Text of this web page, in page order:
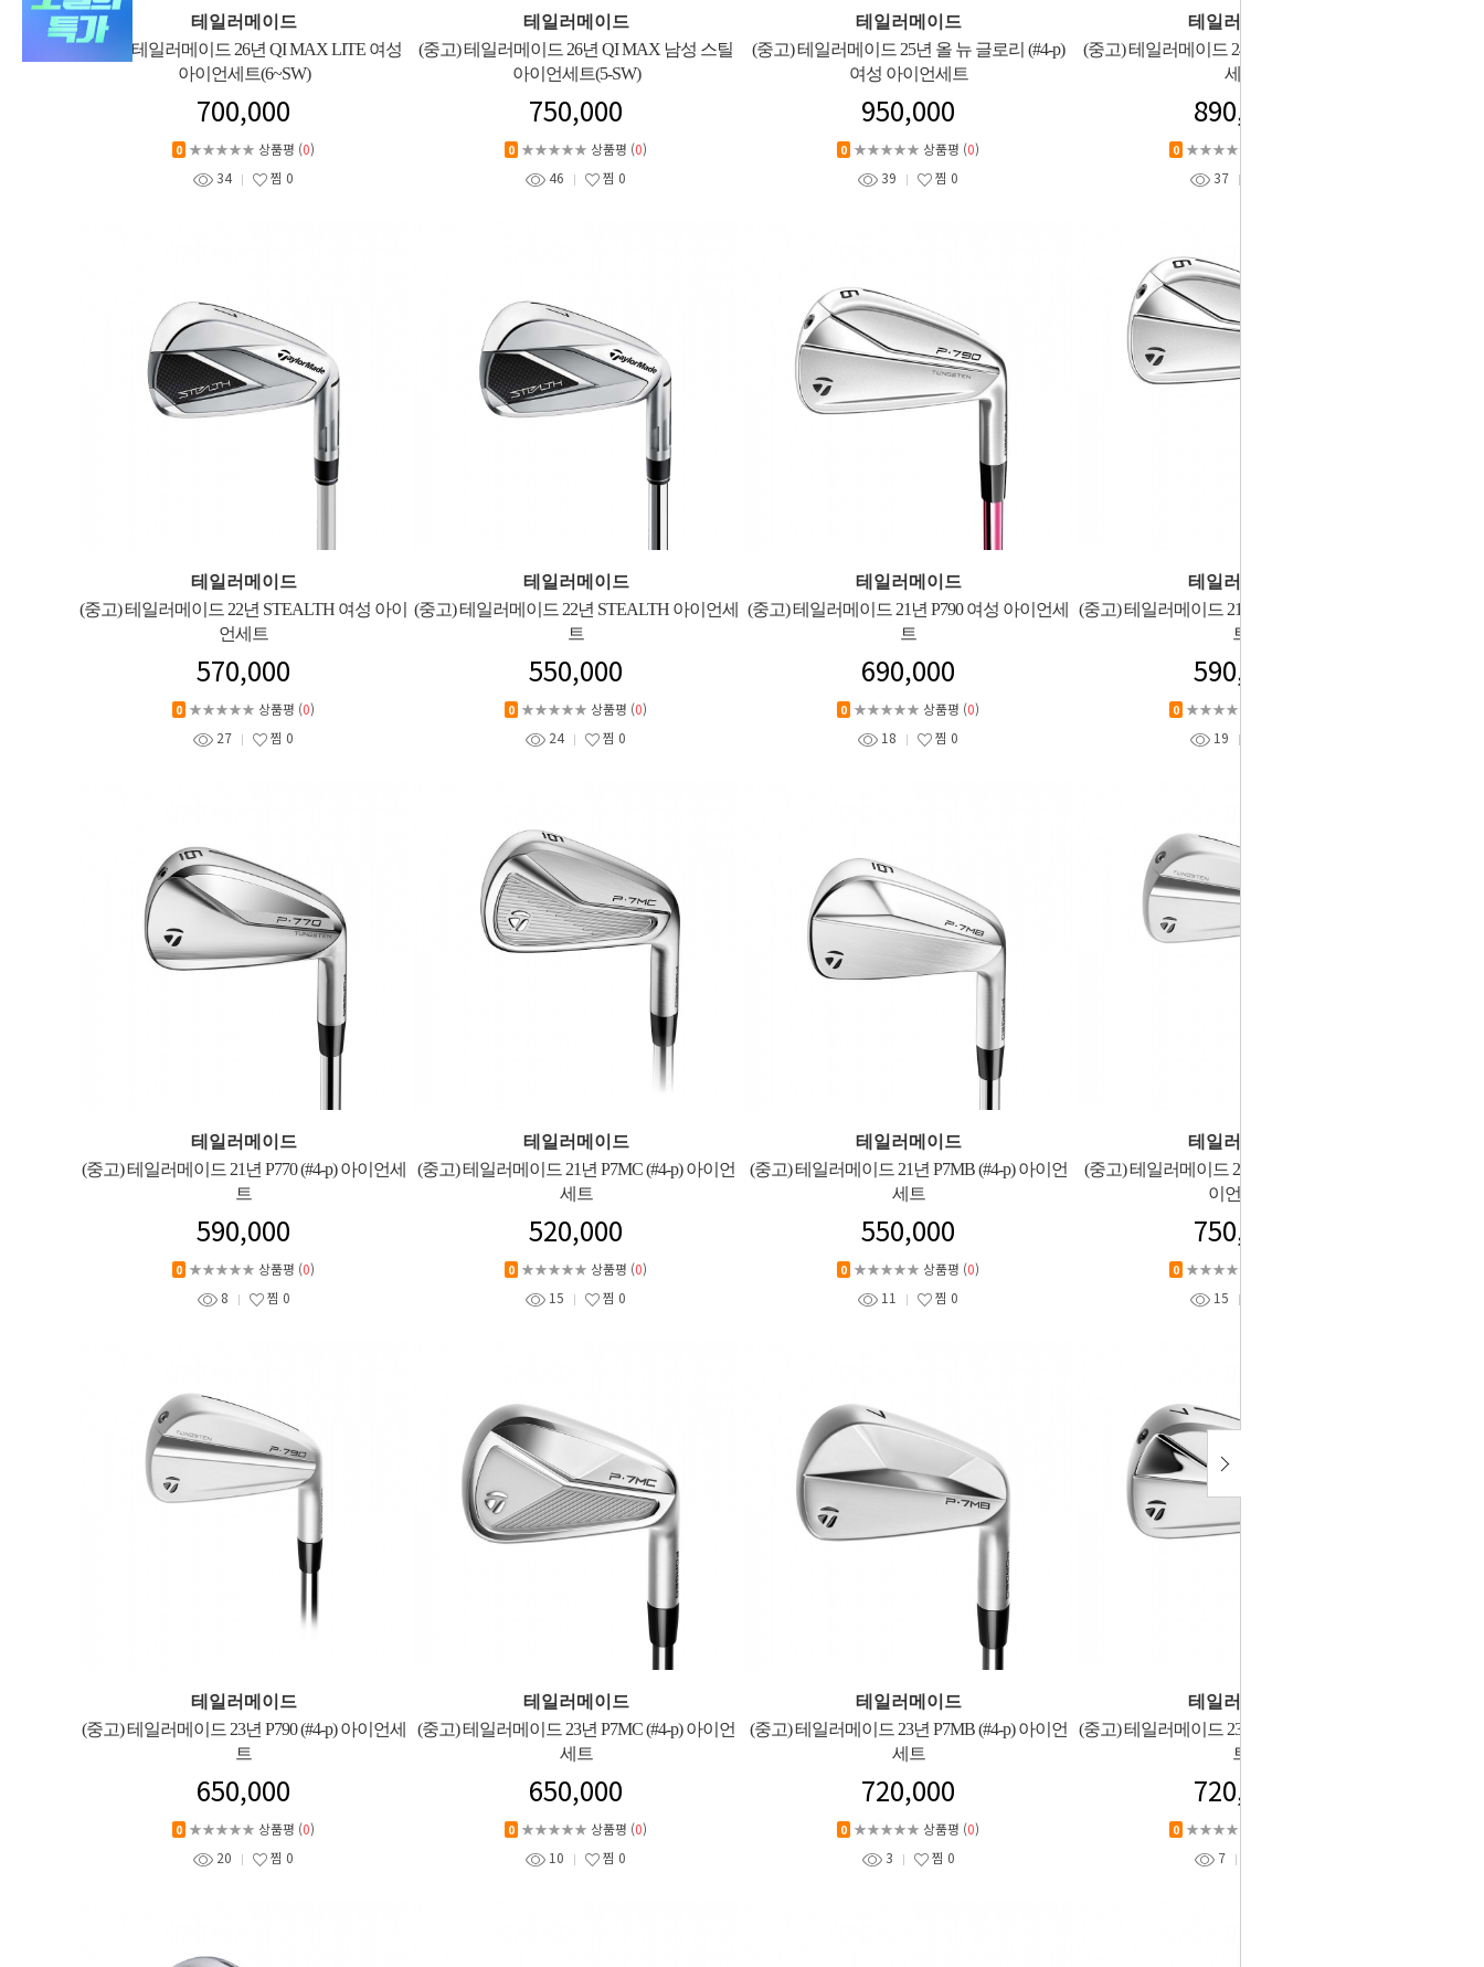
테일러메이드
(중고) 테일러메이드 26년 QI MAX LITE 여성
아이언세트(6~SW)
700,000
0 ★★★★★ 상품평 (0)
34
찜 0
테일러메이드
(중고) 테일러메이드 26년 QI MAX 남성 스틸
아이언세트(5-SW)
750,000
0 ★★★★★ 상품평 (0)
46
찜 0
테일러메이드
(중고) 테일러메이드 25년 올 뉴 글로리 (#4-p)
여성 아이언세트
950,000
0 ★★★★★ 상품평 (0)
39
찜 0
테일러메이드
(중고) 테일러메이드 24년 P7CB (#4-p) 아이언
세트
890,000
0 ★★★★★
37
테일러메이드
(중고) 테일러메이드 22년 STEALTH 여성 아이
언세트
570,000
0 ★★★★★ 상품평 (0)
27
찜 0
테일러메이드
(중고) 테일러메이드 22년 STEALTH 아이언세
트
550,000
0 ★★★★★ 상품평 (0)
24
찜 0
테일러메이드
(중고) 테일러메이드 21년 P790 여성 아이언세
트
690,000
0 ★★★★★ 상품평 (0)
18
찜 0
테일러메이드
(중고) 테일러메이드 21년 P790 (#4-p) 아이언세
트
590,000
0 ★★★★★
19
테일러메이드
(중고) 테일러메이드 21년 P770 (#4-p) 아이언세
트
590,000
0 ★★★★★ 상품평 (0)
8
찜 0
테일러메이드
(중고) 테일러메이드 21년 P7MC (#4-p) 아이언
세트
520,000
0 ★★★★★ 상품평 (0)
15
찜 0
테일러메이드
(중고) 테일러메이드 21년 P7MB (#4-p) 아이언
세트
550,000
0 ★★★★★ 상품평 (0)
11
찜 0
테일러메이드
(중고) 테일러메이드 23년 P790 (#6-S) 여성 아
이언세트
750,000
0 ★★★★★
15
테일러메이드
(중고) 테일러메이드 23년 P790 (#4-p) 아이언세
트
650,000
0 ★★★★★ 상품평 (0)
20
찜 0
테일러메이드
(중고) 테일러메이드 23년 P7MC (#4-p) 아이언
세트
650,000
0 ★★★★★ 상품평 (0)
10
찜 0
테일러메이드
(중고) 테일러메이드 23년 P7MB (#4-p) 아이언
세트
720,000
0 ★★★★★ 상품평 (0)
3
찜 0
테일러메이드
(중고) 테일러메이드 23년 P770 (#4-p) 아이언세
트
720,000
0 ★★★★★
7